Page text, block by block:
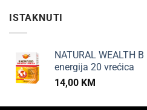
ISTAKNUTI
NATURAL WEALTH
energija 20 vrećica
14,00 KM